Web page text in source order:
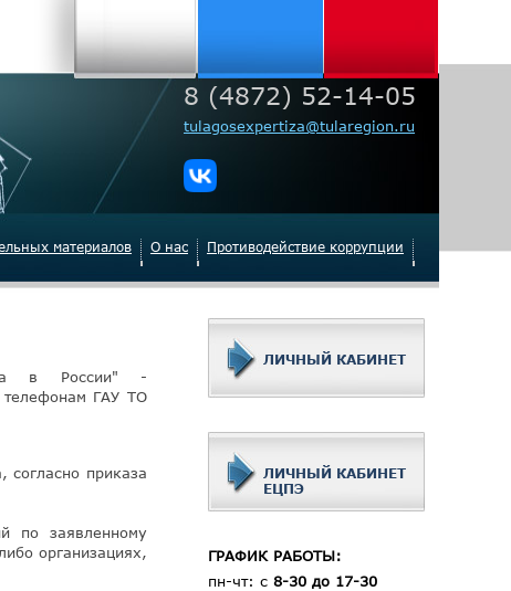
8 (4872) 52-14-05
tulagosexpertiza@tularegion.ru
материалов О нас Противодействие коррупции
в России" -
ГАУ ТО
согласно приказа
по заявленному
организациях,
ЛИЧНЫЙ КАБИНЕТ
ЛИЧНЫЙ КАБИНЕТ
ЕЦПЭ
ГРАФИК РАБОТЫ:
пн-чт: с 8-30 до 17-30